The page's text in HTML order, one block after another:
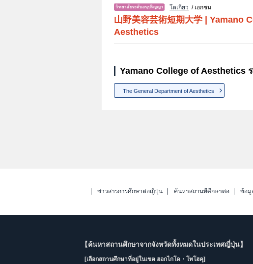
โตเกียว / เอกชน
山野美容芸術短期大学
Yamano
Aesthetics
Yamano College of Aesthetics
The General Department of Aesthetics
ข่าวสารการศึกษาต่อญี่ปุ่น ค้นหาสถานที่ศึกษาต่อ ข้อมู
【ค้นหาสถานศึกษาจากจังหวัดทั้งหมดในประเทศญี่ปุ่น】
[เลือกสถานศึกษาที่อยู่ในเขต ฮอกไกโด・โทโฮคุ]